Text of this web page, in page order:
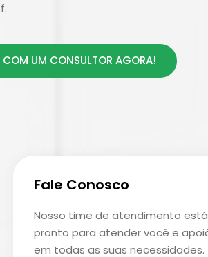
COM UM CONSULTOR AGORA!
Fale Conosco
Nosso time de atendimento está
pronto para atender você e
em todas as suas necessidades.